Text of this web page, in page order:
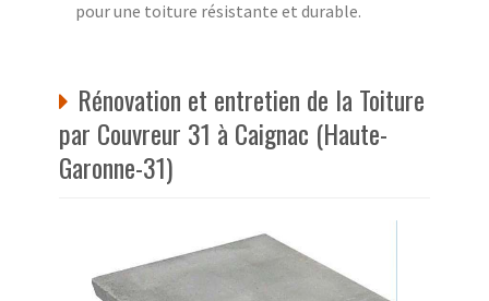
pour une toiture résistante et durable.
Rénovation et entretien de la Toiture
par Couvreur 31 à Caignac (Haute-
Garonne-31)